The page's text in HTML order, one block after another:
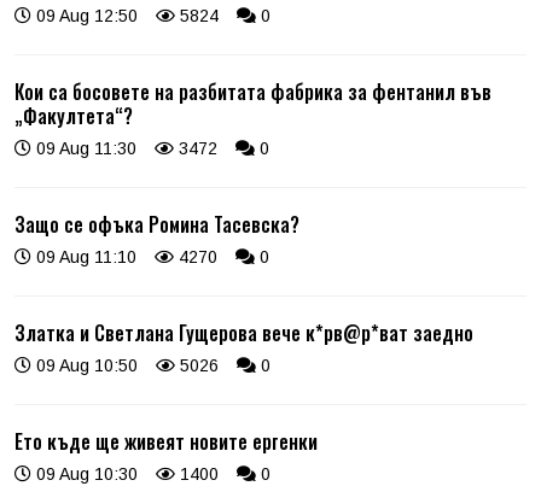
09 Aug 12:50 5824 0
Кои са босовете на разбитата фабрика за фентанил във
„Факултета“?
09 Aug 11:30 3472 0
Защо се офъка Ромина Тасевска?
09 Aug 11:10 4270 0
Златка и Светлана Гущерова вече к*рв@р*ват заедно
09 Aug 10:50 5026 0
Ето къде ще живеят новите ергенки
09 Aug 10:30 1400 0